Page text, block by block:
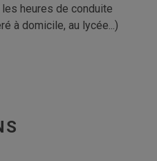
heures de conduite
à domicile, au lycée...)